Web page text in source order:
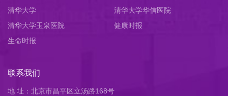
清华大学
清华大学华信医院
清华大学玉泉医院
健康时报
生命时报
联系我们
地 址：北京市昌平区立汤路168号